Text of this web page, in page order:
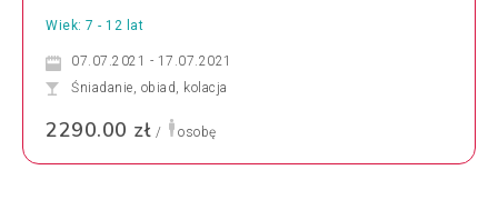
Wiek: 7 - 12 lat
07.07.2021 - 17.07.2021
Śniadanie, obiad, kolacja
2290.00 zł / osobę